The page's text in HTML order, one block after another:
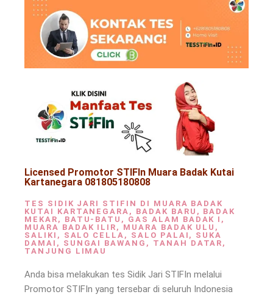
Licensed Promotor STIFIn Muara Badak Kutai
Kartanegara 081805180808
TES SIDIK JARI STIFIN DI MUARA BADAK
KUTAI KARTANEGARA, BADAK BARU, BADAK
MEKAR, BATU-BATU, GAS ALAM BADAK I,
MUARA BADAK ILIR, MUARA BADAK ULU,
SALIKI, SALO CELLA, SALO PALAI, SUKA
DAMAI, SUNGAI BAWANG, TANAH DATAR,
TANJUNG LIMAU
Anda bisa melakukan tes Sidik Jari STIFIn melalui
Promotor STIFIn yang tersebar di seluruh Indonesia